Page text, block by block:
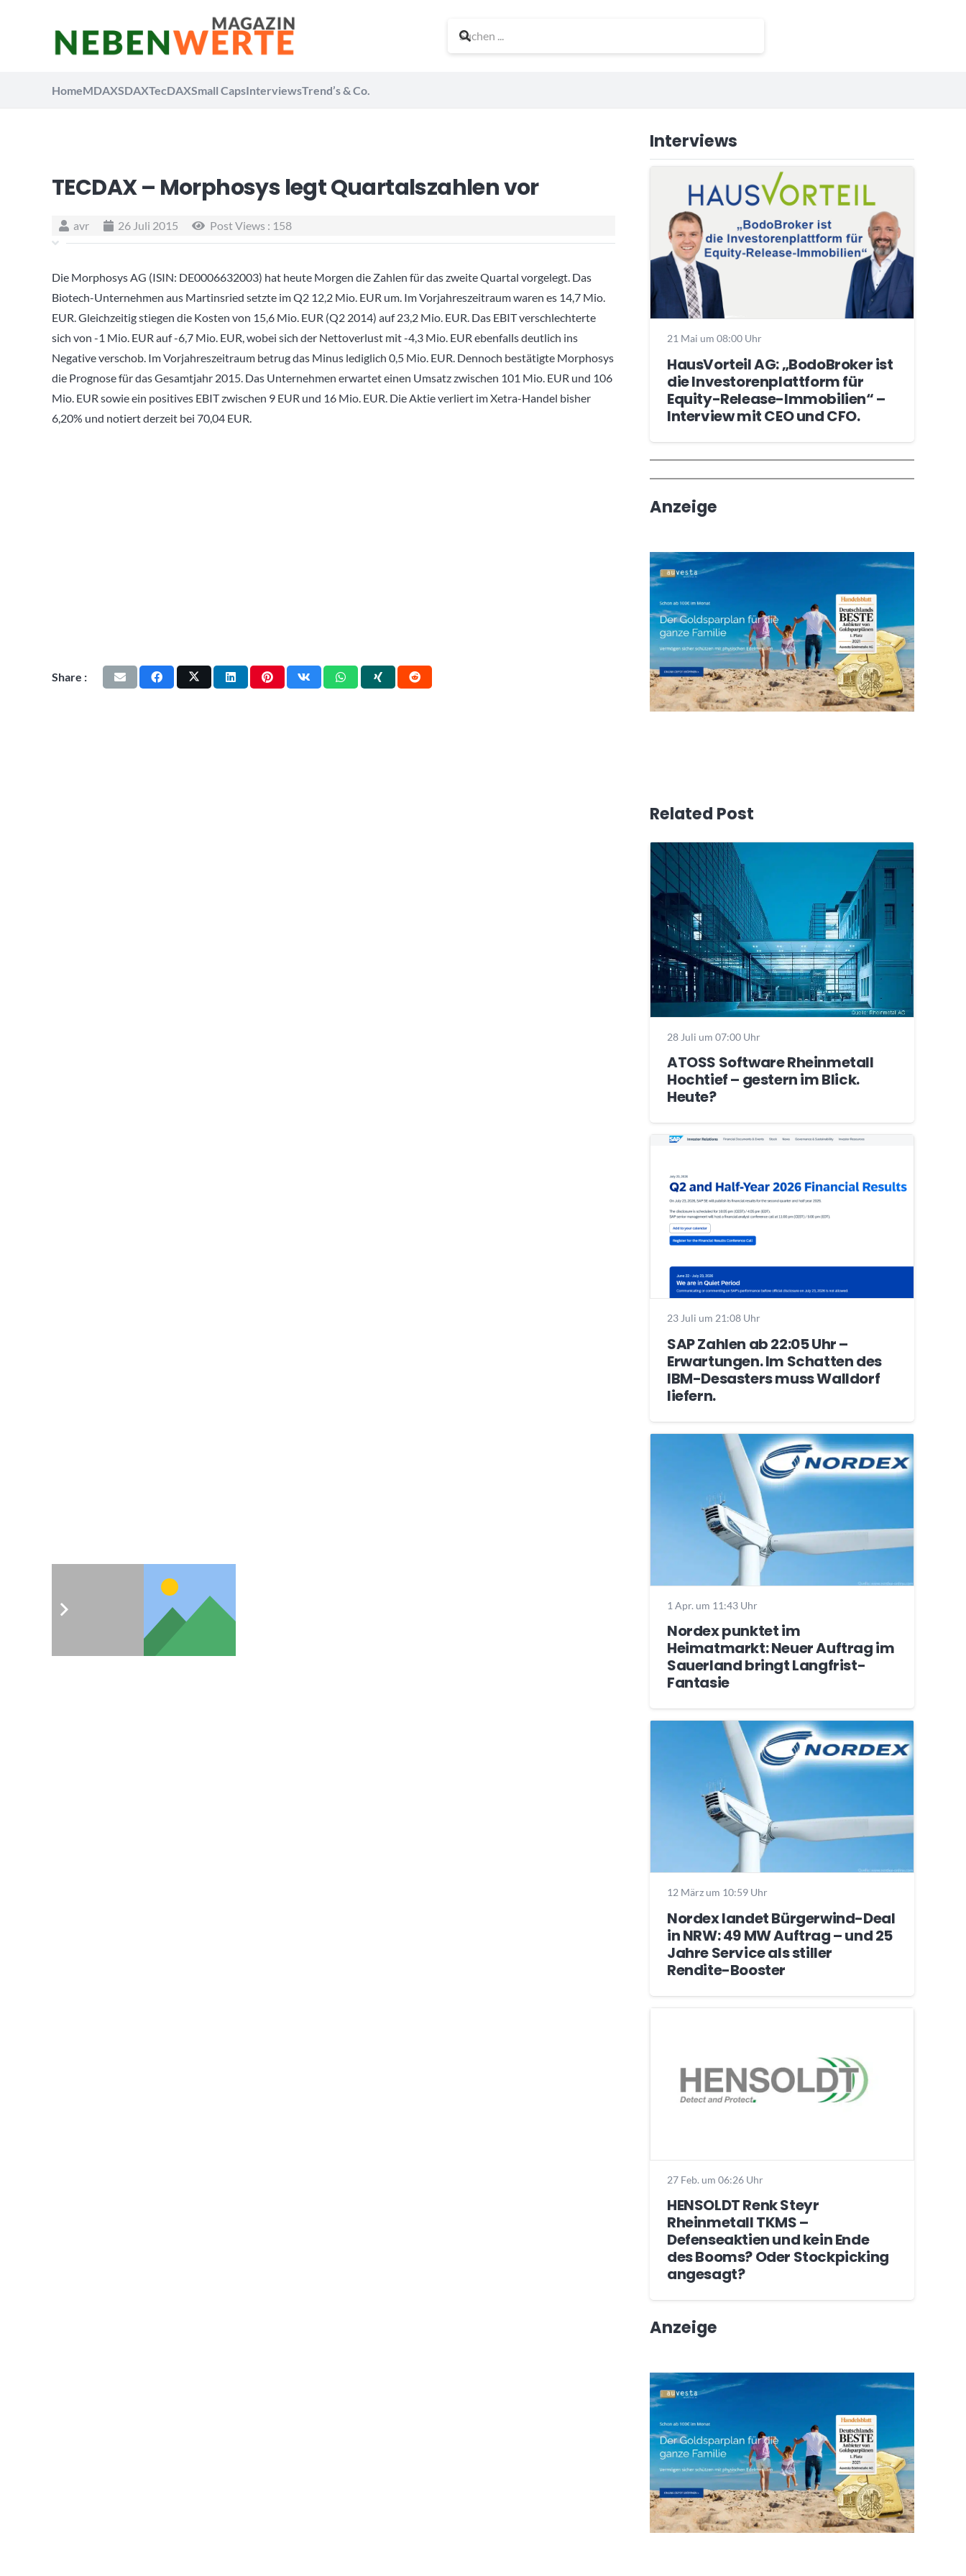
HomeMDAXSDAXTecDAXSmall CapsInterviewsTrend’s & Co.
TECDAX – Morphosys legt Quartalszahlen vor
avr 26 Juli 2015 Post Views : 158
Die Morphosys AG (ISIN: DE0006632003) hat heute Morgen die Zahlen für das zweite Quartal vorgelegt. Das
Biotech-Unternehmen aus Martinsried setzte im Q2 12,2 Mio. EUR um. Im Vorjahreszeitraum waren es 14,7 Mio.
EUR. Gleichzeitig stiegen die Kosten von 15,6 Mio. EUR (Q2 2014) auf 23,2 Mio. EUR. Das EBIT verschlechterte
sich von -1 Mio. EUR auf -6,7 Mio. EUR, wobei sich der Nettoverlust mit -4,3 Mio. EUR ebenfalls deutlich ins
Negative verschob. Im Vorjahreszeitraum betrug das Minus lediglich 0,5 Mio. EUR. Dennoch bestätigte Morphosys
die Prognose für das Gesamtjahr 2015. Das Unternehmen erwartet einen Umsatz zwischen 101 Mio. EUR und 106
Mio. EUR sowie ein positives EBIT zwischen 9 EUR und 16 Mio. EUR. Die Aktie verliert im Xetra-Handel bisher
6,20% und notiert derzeit bei 70,04 EUR.
Share :
Interviews
21 Mai um 08:00 Uhr
HausVorteil AG: „BodoBroker ist
die Investorenplattform für
Equity-Release-Immobilien“ –
Interview mit CEO und CFO.
Wochenrückblick
Trendthemen
Anzeige
Related Post
28 Juli um 07:00 Uhr
ATOSS Software Rheinmetall
Hochtief – gestern im Blick.
Heute?
23 Juli um 21:08 Uhr
SAP Zahlen ab 22:05 Uhr –
Erwartungen. Im Schatten des
IBM-Desasters muss Walldorf
liefern.
1 Apr. um 11:43 Uhr
Nordex punktet im
Heimatmarkt: Neuer Auftrag im
Sauerland bringt Langfrist-
Fantasie
12 März um 10:59 Uhr
Nordex landet Bürgerwind-Deal
in NRW: 49 MW Auftrag – und 25
Jahre Service als stiller
Rendite-Booster
27 Feb. um 06:26 Uhr
HENSOLDT Renk Steyr
Rheinmetall TKMS –
Defenseaktien und kein Ende
des Booms? Oder Stockpicking
angesagt?
Anzeige